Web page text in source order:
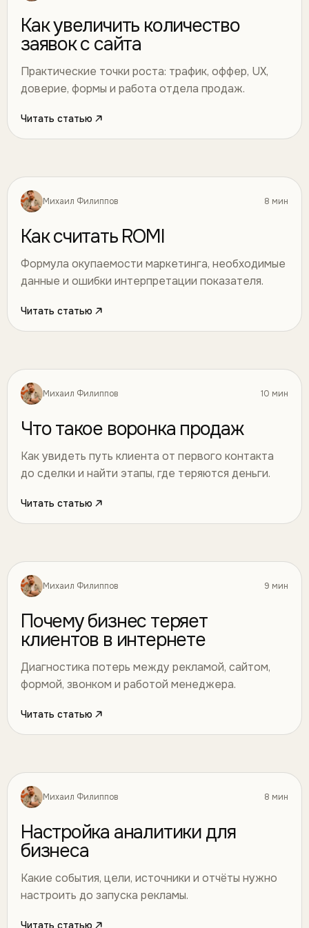
Как увеличить количество
заявок с сайта
Практические точки роста: трафик, оффер, UX,
доверие, формы и работа отдела продаж.
Читать статью
Маркетинг 16
Михаил Филиппов 8 мин
Как считать ROMI
Формула окупаемости маркетинга, необходимые
данные и ошибки интерпретации показателя.
Читать статью
Маркетинг 17
Михаил Филиппов 10 мин
Что такое воронка продаж
Как увидеть путь клиента от первого контакта
до сделки и найти этапы, где теряются деньги.
Читать статью
Маркетинг 18
Михаил Филиппов 9 мин
Почему бизнес теряет
клиентов в интернете
Диагностика потерь между рекламой, сайтом,
формой, звонком и работой менеджера.
Читать статью
Маркетинг 19
Михаил Филиппов 8 мин
Настройка аналитики для
бизнеса
Какие события, цели, источники и отчёты нужно
настроить до запуска рекламы.
Читать статью